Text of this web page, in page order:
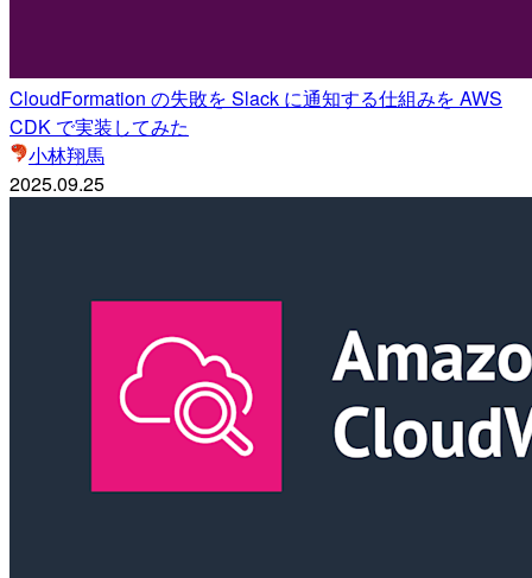
CloudFormation の失敗を Slack に通知する仕組みを AWS
CDK で実装してみた
小林翔馬
2025.09.25